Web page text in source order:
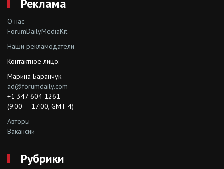
Реклама
О нас
ForumDailyMediaKit
Наши рекламодатели
Контактное лицо:
Марина Баранчук
ad@forumdaily.com
+1 347 604 1261
(9:00 — 17:00, GMT-4)
Авторы
Вакансии
Рубрики